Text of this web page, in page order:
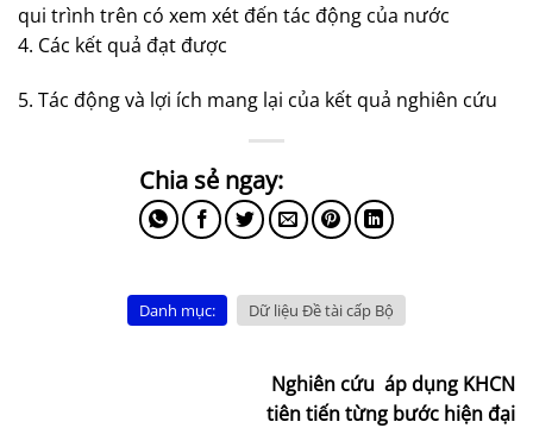
qui trình trên có xem xét đến tác động của nước
4. Các kết quả đạt được
5. Tác động và lợi ích mang lại của kết quả nghiên cứu
Danh mục: Dữ liệu Đề tài cấp Bộ
Nghiên cứu áp dụng KHCN
tiên tiến từng bước hiện đại